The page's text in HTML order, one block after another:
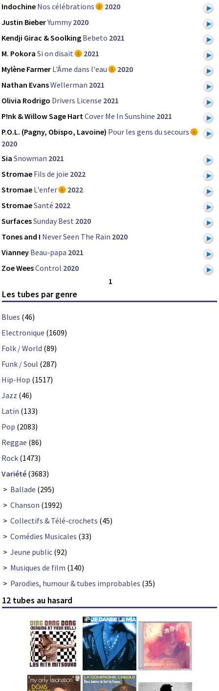
Indochine Nos célébrations
2020
Justin BieberYummy 2020
Kendji Girac & Soolking Bebeto 2021
M. Pokora Si on disait
2021
Mylène Farmer L'Âme dans l'eau
2020
Nathan EvansWellerman 2021
Olivia Rodrigo Drivers License 2021
P!nk & Willow Sage Hart Cover Me In Sunshine 2021
P.O.L. (Pagny, Obispo, Lavoine) Pour les gens du secours
2020
Sia Snowman 2021
Stromae Fils de joie 2022
Stromae L'enfer
2022
StromaeSanté 2022
SurfacesSunday Best 2020
Tones and I Never Seen The Rain 2020
Vianney Beau-papa 2021
Zoe WeesControl 2020
1
Les tubes par genre
Blues (46)
Electronique (1609)
Folk / World (89)
Funk / Soul (287)
Hip-Hop (1517)
Jazz (46)
Latin (133)
Pop (2083)
Reggae (86)
Rock (1473)
Variété (3683)
> Ballade (295)
> Chanson (1992)
> Collectifs & Télé-crochets (45)
> Comédies Musicales (33)
> Jeune public (92)
> Musiques de film (140)
> Parodies, humour & tubes improbables (35)
12 tubes au hasard